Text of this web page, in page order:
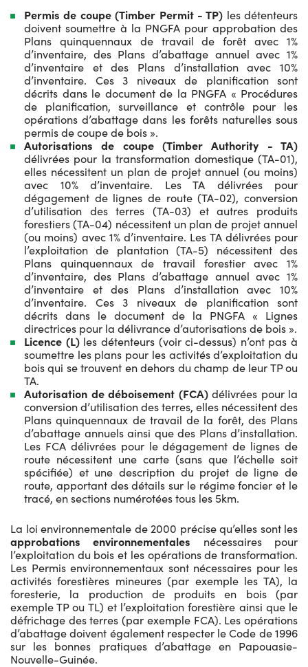
Permis de coupe (Timber Permit - TP) les détenteurs
doivent soumettre à la PNGFA pour approbation des
Plans quinquennaux de travail de forêt avec 1%
d’inventaire, des Plans d’abattage annuel avec 1%
d’inventaire et des Plans d’installation avec 10%
d’inventaire. Ces 3 niveaux de planification sont
décrits dans le document de la PNGFA « Procédures
de planification, surveillance et contrôle pour les
opérations d’abattage dans les forêts naturelles sous
permis de coupe de bois ».
Autorisations de coupe (Timber Authority - TA)
délivrées pour la transformation domestique (TA-01),
elles nécessitent un plan de projet annuel (ou moins)
avec 10% d’inventaire.
Les TA délivrées pour
dégagement de lignes de route (TA-02), conversion
d’utilisation des terres (TA-03) et autres produits
forestiers (TA-04) nécessitent un plan de projet annuel
(ou moins) avec 1% d’inventaire. Les TA délivrées pour
l’exploitation de plantation (TA-5) nécessitent des
Plans quinquennaux de travail forestier avec 1%
d’inventaire, des Plans d’abattage annuel avec 1%
d’inventaire et des Plans d’installation avec 10%
d’inventaire. Ces 3 niveaux de planification sont
décrits dans le document de la PNGFA « Lignes
directrices pour la délivrance d’autorisations de bois ».
Licence (L)les détenteurs (voir ci-dessus) n’ont pas à
soumettre les plans pour les activités d’exploitation du
bois qui se trouvent en dehors du champ de leur TP ou
TA.
Autorisation de déboisement (FCA)délivrées pour la
conversion d’utilisation des terres, elles nécessitent des
Plans quinquennaux de travail de la forêt, des Plans
d’abattage annuels ainsi que des Plans d’installation.
Les FCA délivrées pour le dégagement de lignes de
route nécessitent une carte (sans que l’échelle soit
spécifiée) et une description du projet de ligne de
route, apportant des détails sur le régime foncier et le
tracé, en sections numérotées tous les 5km.
La loi environnementale de 2000 précise qu’elles sont les
approbations environnementales nécessaires pour
l’exploitation du bois et les opérations de transformation.
Les Permis environnementaux sont nécessaires pour les
activités forestières mineures (par exemple les TA), la
foresterie, la production de produits en bois (par
exemple TP ou TL) et l’exploitation forestière ainsi que le
défrichage des terres (par exemple FCA). Les opérations
d’abattage doivent également respecter le Code de 1996
sur les bonnes pratiques d’abattage en Papouasie-
Nouvelle-Guinée.